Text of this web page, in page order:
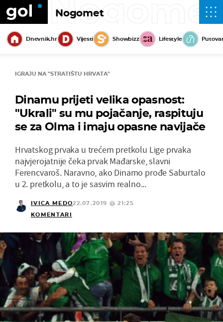
Nogomet
Dnevnik.hr Vijesti Showbizz Lifestyle
IGRAJU NA "STRATIŠTU HRVATA"
Dinamu prijeti velika opasnost:
"Ukrali" su mu pojačanje, raspituju
se za Olma i imaju opasne navijače
Hrvatskog prvaka u trećem pretkolu Lige prvaka
najvjerojatnije čeka prvak Mađarske, slavni
Ferencvaroš. Naravno, ako Dinamo prođe Saburtalo
u 2. pretkolu, a to je sasvim realno...
IVICA MEDO22.07.2019 @ 21:25
KOMENTARI